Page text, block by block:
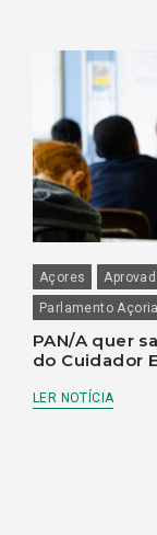
Açores
Parlamento
PAN/A quer
do Cuidador
LER NOTÍCIA